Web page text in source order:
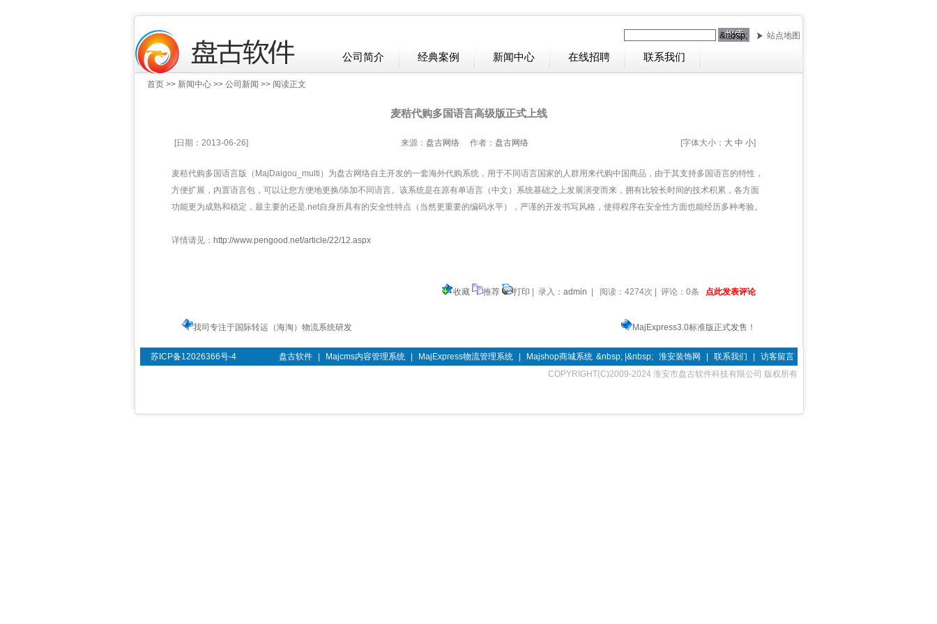
站点地图
公司简介 经典案例 新闻中心 在线招聘 联系我们
首页>> 新闻中心>> 公司新闻 >> 阅读正文
麦秸代购多国语言高级版正式上线
[日期：2013-06-26] 来源：盘古网络 作者：盘古网络 [字体大小： 大 中 小]
麦秸代购多国语言版（MajDaigou_multi）为盘古网络自主开发的一套海外代购系统，用于不同语言国家的人群用来代购中国商品，由于其支持多国语言的特性，
方便扩展，内置语言包，可以让您方便地更换/添加不同语言。该系统是在原有单语言（中文）系统基础之上发展演变而来，拥有比较长时间的技术积累，各方面
功能更为成熟和稳定，最主要的还是.net自身所具有的安全性特点（当然更重要的编码水平），严谨的开发书写风格，使得程序在安全性方面也能经历多种考验。
详情请见： http://www.pengood.net/article/22/12.aspx
收藏 推荐 打印 | 录入： admin | 阅读：4274次 | 评论：0条 点此发表评论
我司专注于国际转运（海淘）物流系统研发 MajExpress3.0标准版正式发售！
苏ICP备12026366号-4 盘古软件 Majcms内容管理系统 MajExpress物流管理系统 Majshop商城系统 &nbsp; |&nbsp; 淮安装饰网 联系我们
访客留言
COPYRIGHT(C)2009-2024 淮安市盘古软件科技有限公司 版权所有